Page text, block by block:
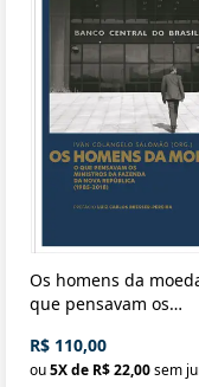
Os homens da
que pensavam os
Nova República (1985-
2018)
R$ 110,00
ou5X de R$ 22,00sem